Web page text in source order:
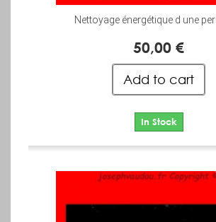
Nettoyage énergétique d une
50,00 €
Add to cart
In Stock